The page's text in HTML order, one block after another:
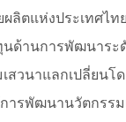
ลิตแห่งประเทศไ
ด้านการพัฒนาระ
สวนาแลกเปลี่ยน
การพัฒนานวัตกรรม